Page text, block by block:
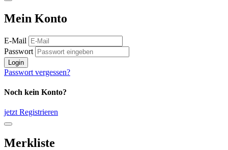
Mein Konto
E-Mail
Passwort
Login
Passwort vergessen?
Noch kein Konto?
jetzt Registrieren
Merkliste